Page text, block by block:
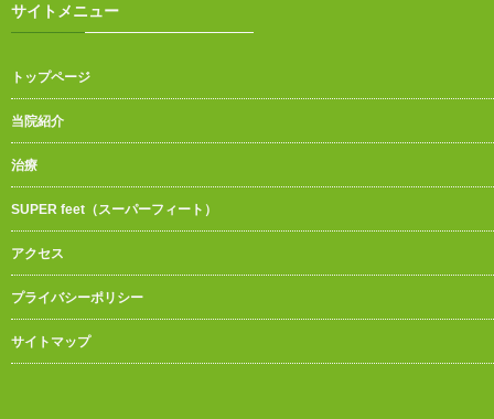
サイトメニュー
トップページ
当院紹介
治療
SUPER feet（スーパーフィート）
アクセス
プライバシーポリシー
サイトマップ